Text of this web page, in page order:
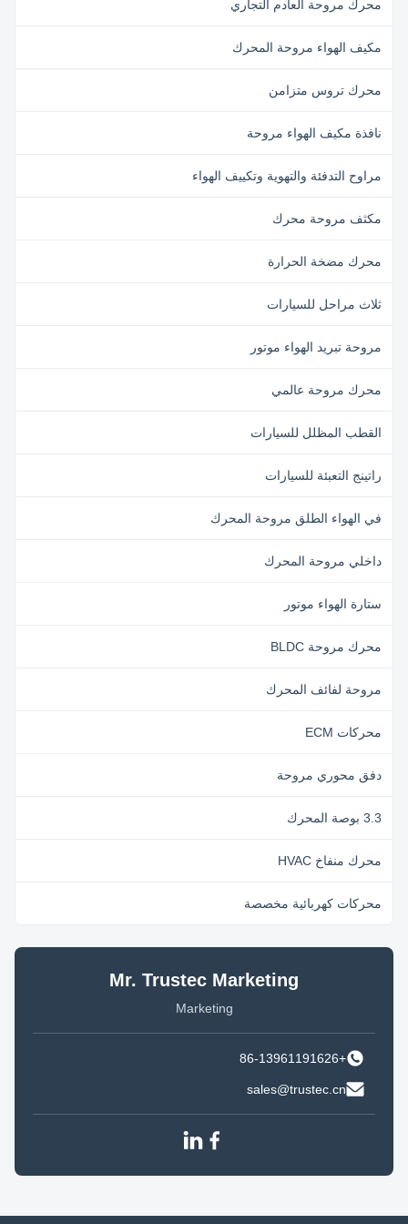
محرك مروحة العادم التجاري
مكيف الهواء مروحة المحرك
محرك تروس متزامن
نافذة مكيف الهواء مروحة
مراوح التدفئة والتهوية وتكييف الهواء
مكثف مروحة محرك
محرك مضخة الحرارة
ثلاث مراحل للسيارات
مروحة تبريد الهواء موتور
محرك مروحة عالمي
القطب المظلل للسيارات
راتينج التعبئة للسيارات
في الهواء الطلق مروحة المحرك
داخلي مروحة المحرك
ستارة الهواء موتور
محرك مروحة BLDC
مروحة لفائف المحرك
محركات ECM
دفق محوري مروحة
3.3 بوصة المحرك
محرك منفاخ HVAC
محركات كهربائية مخصصة
Mr. Trustec Marketing
Marketing
+86-13961191626
sales@trustec.cn